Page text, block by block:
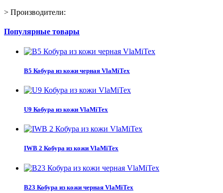
> Производители:
Популярные товары
B5 Кобура из кожи черная VlaMiTex
U9 Кобура из кожи VlaMiTex
IWB 2 Кобура из кожи VlaMiTex
B23 Кобура из кожи черная VlaMiTex